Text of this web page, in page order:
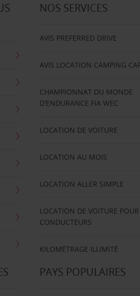
NOS SERVICES
AVIS PREFERRED DRIVE
AVIS LOCATION CAMPING
CHAMPIONNAT DU MONDE
D’ENDURANCE FIA WEC
LOCATION DE VOITURE
LOCATION AU MOIS
LOCATION ALLER SIMPLE
LOCATION DE VOITURE POUR
CONDUCTEURS
KILOMÉTRAGE ILLIMITÉ
PAYS POPULAIRES